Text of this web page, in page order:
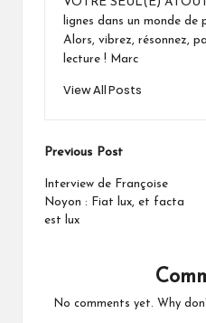
VOTRE SEUL(E)
lignes dans un monde de
Alors, vibrez, résonnez,
lecture ! Marc
View All Posts
Post
navigation
Previous Post
Interview de Françoise
Noyon : Fiat lux, et facta
est lux
No comments yet. Why